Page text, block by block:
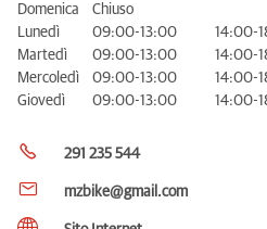
Domenica
Chiuso
Lunedì
09:00-13:00
14:00-
Martedì
09:00-13:00
14:00-
Mercoledì
09:00-13:00
14:00-
Giovedì
09:00-13:00 14:00-
291 235 544
mzbike@gmail.com